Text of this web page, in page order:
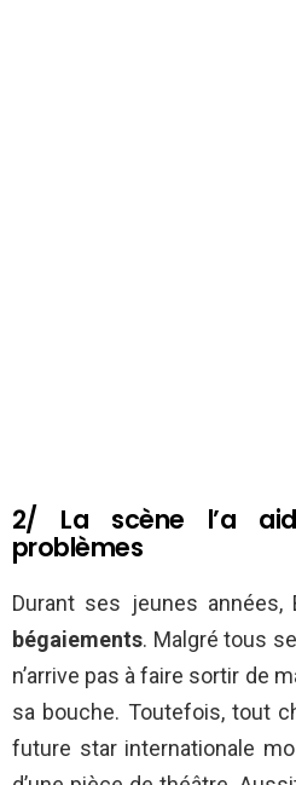
2/ La scène l’a
problèmes
Durant ses jeunes années,
bégaiements. Malgré tous
n’arrive pas à faire sortir de
sa bouche. Toutefois, tout
future star internationale